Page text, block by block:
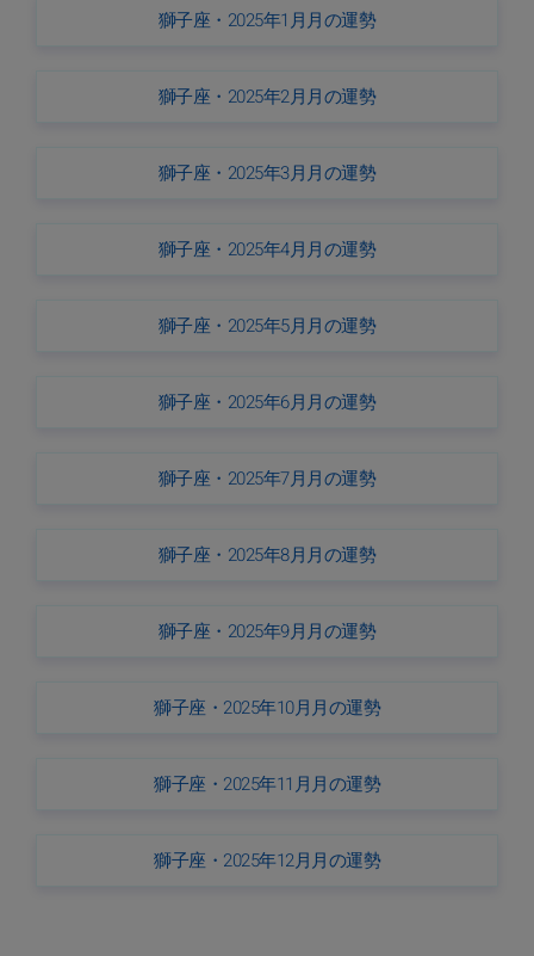
獅子座・2025年1月月の運勢
獅子座・2025年2月月の運勢
獅子座・2025年3月月の運勢
獅子座・2025年4月月の運勢
獅子座・2025年5月月の運勢
獅子座・2025年6月月の運勢
獅子座・2025年7月月の運勢
獅子座・2025年8月月の運勢
獅子座・2025年9月月の運勢
獅子座・2025年10月月の運勢
獅子座・2025年11月月の運勢
獅子座・2025年12月月の運勢